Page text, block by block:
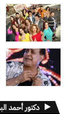
دكتور أحمد